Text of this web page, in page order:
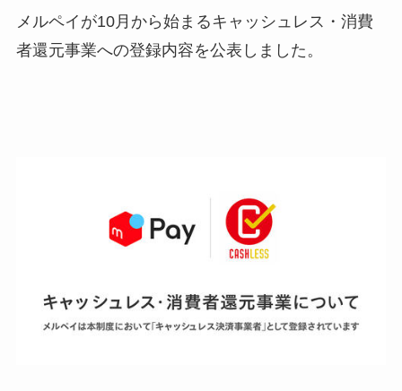
メルペイが10月から始まるキャッシュレス・消費
者還元事業への登録内容を公表しました。